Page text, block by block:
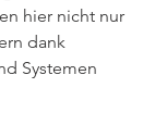
hier nicht nur
dank
Systemen